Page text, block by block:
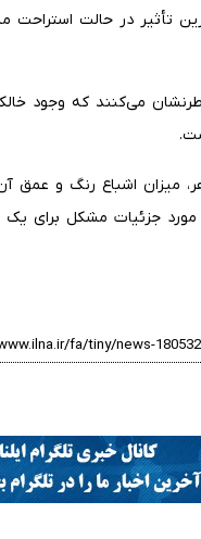
تأثیر در حالت
می‌کنند که وجود
میزان اشباع رنگ و عمق
مورد جزئیات مشکل برای یک